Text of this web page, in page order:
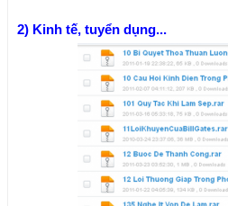
2) Kinh tế, tuyển dụng...